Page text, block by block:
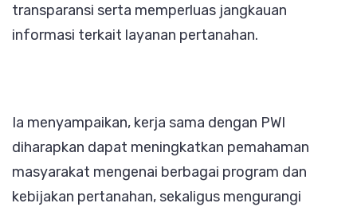
transparansi serta memperluas jangkauan
informasi terkait layanan pertanahan.
Ia menyampaikan, kerja sama dengan PWI
diharapkan dapat meningkatkan pemahaman
masyarakat mengenai berbagai program dan
kebijakan pertanahan, sekaligus mengurangi